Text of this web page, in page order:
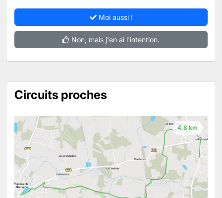
Moi aussi !
Non, mais j'en ai l'intention.
Circuits proches
4,8 km